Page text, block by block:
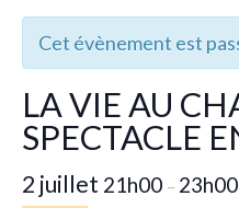
Cet évènement est
LA VIE AU
SPECTACLE
2 juillet 21h00 – 23h00